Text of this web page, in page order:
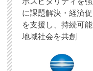
に課題解決・経済
を支援し、持続可
地域社会を共創